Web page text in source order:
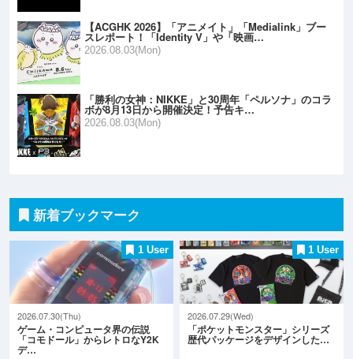
【ACGHK 2026】「アニメイト」「Medialink」ブー
スレポート！「Identity V」や「映画…
2026.08.03(Mon)
「勝利の女神：NIKKE」と30周年「ペルソナ」のコラ
ボが8月13日から開催決定！予告キ…
2026.08.03(Mon)
新着ブックマーク
1 User
2026.07.30(Thu)
ゲーム・コンピュータ界の伝説
「コモドール」からレトロなY2K
デ…
1 User
2026.07.29(Wed)
「ポケットモンスター」シリーズ
歴代パッケージをデザインした…